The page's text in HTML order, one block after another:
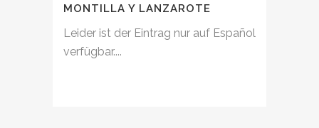
MONTILLA Y LANZAROTE
Leider ist der Eintrag nur auf Español
verfügbar....